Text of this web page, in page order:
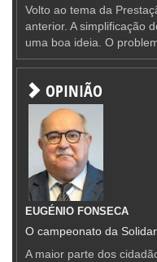
Volto ao tema da
anterior. A simplificação
uma boa ideia. O
OPINIÃO
EUGÉNIO FONSECA
O campeonato da
A maior parte dos